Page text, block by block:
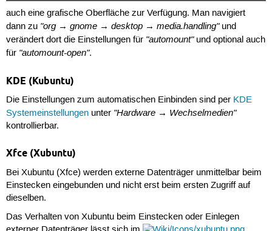
auch eine grafische Oberfläche zur Verfügung. Man navigiert
dann zu "org → gnome → desktop → media.handling"und
verändert dort die Einstellungen für "automount"und optional auch
für "automount-open".
KDE (Kubuntu)
Die Einstellungen zum automatischen Einbinden sind per KDE
Systemeinstellungenunter "Hardware → Wechselmedien"
kontrollierbar.
Xfce (Xubuntu)
Bei Xubuntu (Xfce) werden externe Datenträger unmittelbar beim
Einstecken eingebunden und nicht erst beim ersten Zugriff auf
dieselben.
Das Verhalten von Xubuntu beim Einstecken oder Einlegen